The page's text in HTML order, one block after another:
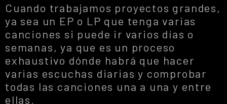
Cuando trabajamos proyectos grandes,
ya sea un EP o LP que tenga varias
canciones si puede ir varios días o
semanas, ya que es un proceso
exhaustivo dónde habrá que hacer
varias escuchas diarias y comprobar
todas las canciones una a una y entre
ellas.